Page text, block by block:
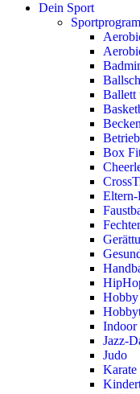
Dein Sport
Ballett
Box
Jazz-
Judo
Karate